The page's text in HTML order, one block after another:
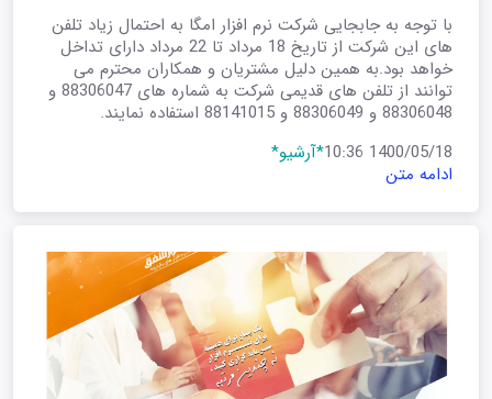
با توجه به جابجایی شرکت نرم افزار امگا به احتمال زیاد تلفن
های این شرکت از تاریخ 18 مرداد تا 22 مرداد دارای تداخل
خواهد بود.به همین دلیل مشتریان و همکاران محترم می
توانند از تلفن های قدیمی شرکت به شماره های 88306047 و
88306048 و 88306049 و 88141015 استفاده نمایند.
1400/05/18 10:36
*آرشیو*
ادامه متن